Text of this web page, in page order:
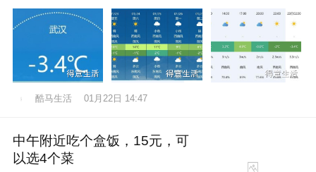
酷马生活 01月22日 14:47
中午附近吃个盒饭，15元，可
以选4个菜